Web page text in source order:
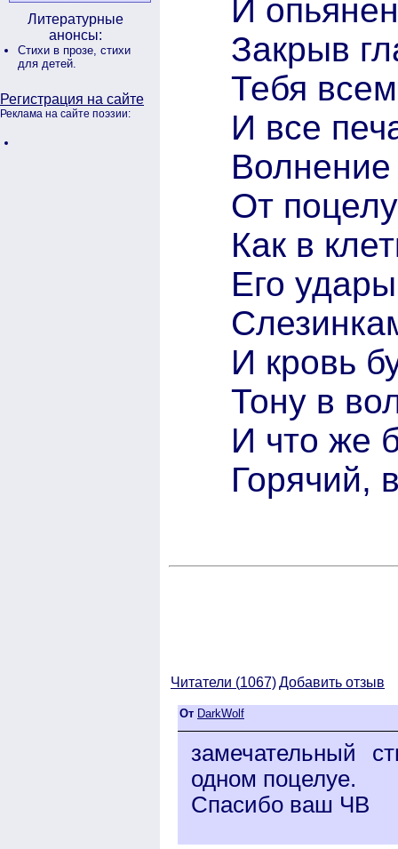
Литературные
анонсы:
Стихи в прозе, стихи
для детей.
Регистрация на сайте
Реклама на сайте поэзии:
И
Закрыв
Тебя
И все
От
Как в
Его
И кровь
Тону в
И что же
Горячий,
Читатели (1067)Добавить отзыв
От DarkWolf
замечательный
одном поцелуе.
Спасибо ваш ЧВ